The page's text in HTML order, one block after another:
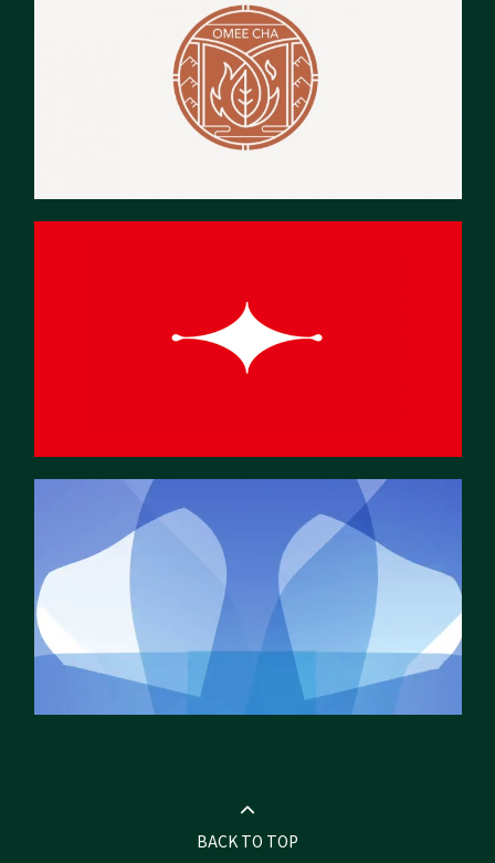
BACK TO TOP